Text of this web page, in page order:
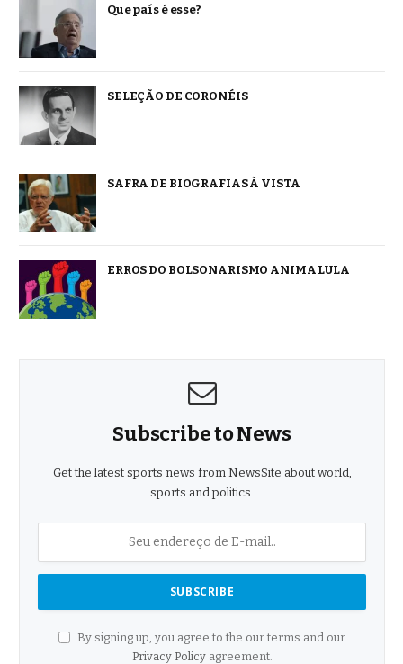
Que país é esse?
SELEÇÃO DE CORONÉIS
SAFRA DE BIOGRAFIAS À VISTA
ERROS DO BOLSONARISMO ANIMA LULA
Subscribe to News
Get the latest sports news from NewsSite about world,
sports and politics.
By signing up, you agree to the our terms and our
Privacy Policyagreement.